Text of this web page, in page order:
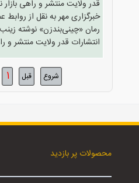
قدر ولایت منتشر و راهی
خبرگزاری مهر به نقل از
رمان «چینی‌بندزن» نوشته
انتشارات قدر ولایت منتشر و
شروع قبل 1
محصولات پر بازدید